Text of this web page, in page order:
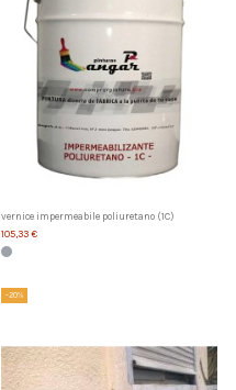
vernice impermeabile poliuretano (1C)
105,33 €
-20%